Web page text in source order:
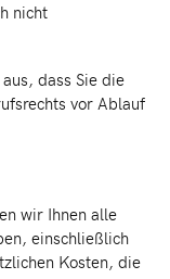
nicht
dass Sie die
vor Ablauf
wir Ihnen alle
einschließlich
Kosten, die